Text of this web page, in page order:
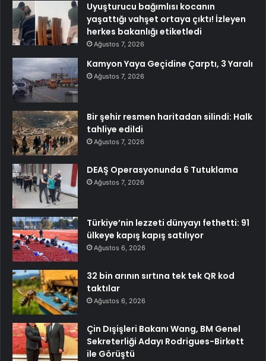
Uyuşturucu bağımlısı kocanın
yaşattığı vahşet ortaya çıktı! İzleyen
herkes bakanlığı etiketledi
Ağustos 7, 2026
Kamyon Yaya Geçidine Çarptı, 3 Yaralı
Ağustos 7, 2026
Bir şehir resmen haritadan silindi: Halk
tahliye edildi
Ağustos 7, 2026
DEAŞ Operasyonunda 6 Tutuklama
Ağustos 7, 2026
Türkiye’nin lezzeti dünyayı fethetti: 91
ülkeye kapış kapış satılıyor
Ağustos 6, 2026
32 bin arının sırtına tek tek QR kod
taktılar
Ağustos 6, 2026
Çin Dışişleri Bakanı Wang, BM Genel
Sekreterliği Adayı Rodrigues-Birkett
ile Görüştü